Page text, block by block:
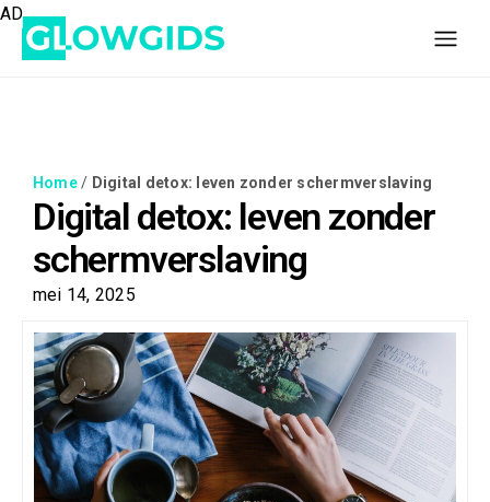
Home/ Digital detox: leven zonder schermverslaving
Digital detox: leven zonder
schermverslaving
mei 14, 2025
AD